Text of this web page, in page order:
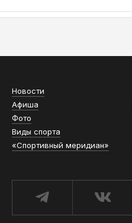
Новости
Афиша
Фото
Виды спорта
«Спортивный меридиан»